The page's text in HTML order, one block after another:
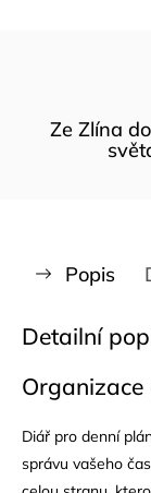
Ze Zlína
Popis
Detailní
Organizace
Diář pro denní
správu vašeho